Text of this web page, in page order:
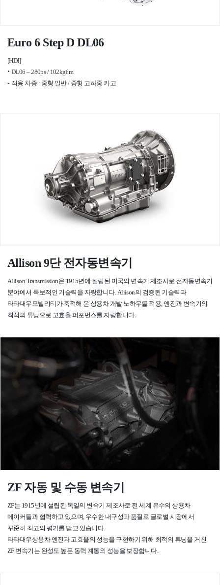
Euro 6 Step D DL06
[HDI]
DL06 – 280ps / 102kgf.m
적용 차종 : 중형 일반 / 중형 고하중 카고
Allison 9단 전자동변속기
Allison Transmission은 1915년에 설립된 미국의 변속기 제조사로 전자동변속기
분야에서 독보적인 기술력을 자랑합니다.Aliison의 검증된 기술력과
타타대우모빌리티가 축적해 온 상용차 개발 노하우를 적용, 엔진과 변속기의
최적의 튜닝으로 고효율 퍼포먼스를 자랑합니다.
ZF 자동 및 수동 변속기
ZF는 1915년에 설립된 독일의 변속기 제조사로 전 세계 유수의 상용차
메이커들과 협력하고 있으며, 우수한 내구성과 품질로 글로벌 시장에서
꾸준히 최고의 평가를 받고 있습니다.
타타대우상용차 엔진과 고효율의 성능을 구현하기 위해 최적의 튜닝을 거친
ZF 변속기는 완성도 높은 동력 계통의 성능을 보장합니다.